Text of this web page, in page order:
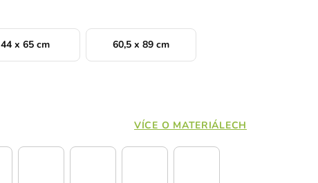
44 x 65 cm 60,5 x 89 cm
VÍCE O MATERIÁLECH